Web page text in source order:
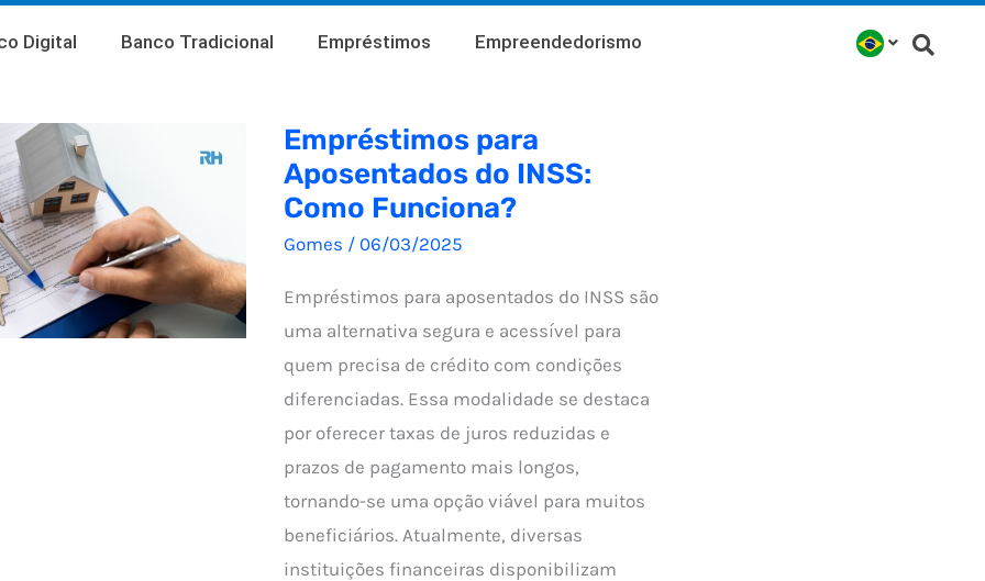
Digital Banco Tradicional Empréstimos Empreendedorismo
Empréstimos para
Aposentados do INSS:
Como Funciona?
Gomes / 06/03/2025
Empréstimos para aposentados do INSS são
uma alternativa segura e acessível para
quem precisa de crédito com condições
diferenciadas. Essa modalidade se destaca
por oferecer taxas de juros reduzidas e
prazos de pagamento mais longos,
tornando-se uma opção viável para muitos
beneficiários. Atualmente, diversas
instituições financeiras disponibilizam